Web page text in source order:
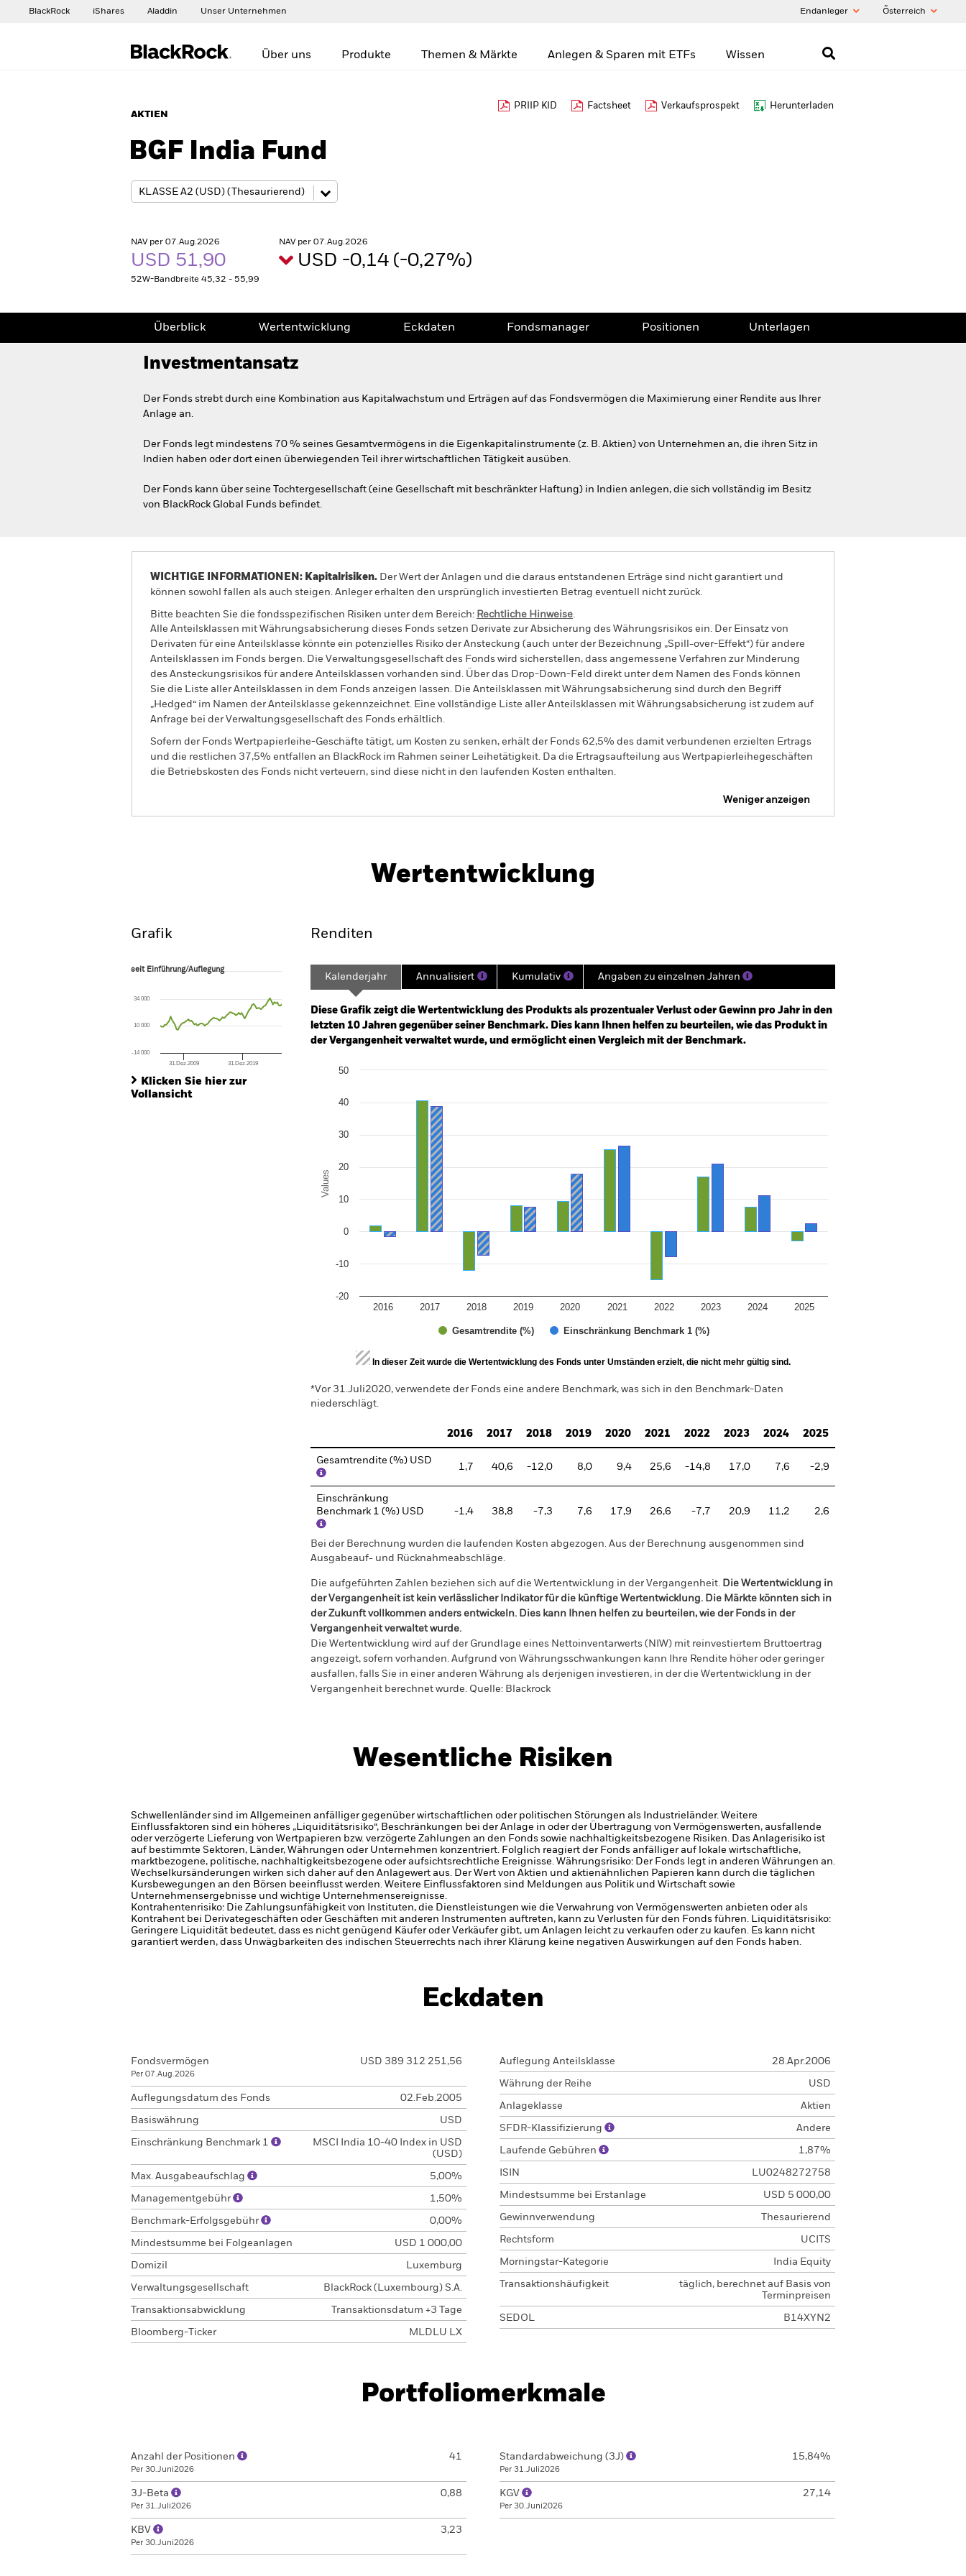
BlackRock iShares Aladdin Unser Unternehmen Endanleger Õsterreich
Über uns Produkte Themen & Märkte Anlegen & Sparen mit ETFs Wissen
AKTIEN
PRIIP KID Factsheet Verkaufsprospekt Herunterladen
BGF India Fund
NAV per 07.Aug.2026
USD 51,90
52W-Bandbreite 45,32 - 55,99
NAV per 07.Aug.2026
USD -0,14 (-0,27%)
Überblick Wertentwicklung Eckdaten Fondsmanager Positionen Unterlagen
Investmentansatz
Der Fonds strebt durch eine Kombination aus Kapitalwachstum und Erträgen auf das Fondsvermögen die Maximierung einer Rendite aus Ihrer
Anlage an.
Der Fonds legt mindestens 70 % seines Gesamtvermögens in die Eigenkapitalinstrumente (z. B. Aktien) von Unternehmen an, die ihren Sitz in
Indien haben oder dort einen überwiegenden Teil ihrer wirtschaftlichen Tätigkeit ausüben.
Der Fonds kann über seine Tochtergesellschaft (eine Gesellschaft mit beschränkter Haftung) in Indien anlegen, die sich vollständig im Besitz
von BlackRock Global Funds befindet.
WICHTIGE INFORMATIONEN: Kapitalrisiken. Der Wert der Anlagen und die daraus entstandenen Erträge sind nicht garantiert und
können sowohl fallen als auch steigen. Anleger erhalten den ursprünglich investierten Betrag eventuell nicht zurück.
Bitte beachten Sie die fondsspezifischen Risiken unter dem Bereich: Rechtliche Hinweise.
Alle Anteilsklassen mit Währungsabsicherung dieses Fonds setzen Derivate zur Absicherung des Währungsrisikos ein. Der Einsatz von
Derivaten für eine Anteilsklasse könnte ein potenzielles Risiko der Ansteckung (auch unter der Bezeichnung „Spill-over-Effekt“) für andere
Anteilsklassen im Fonds bergen. Die Verwaltungsgesellschaft des Fonds wird sicherstellen, dass angemessene Verfahren zur Minderung
des Ansteckungsrisikos für andere Anteilsklassen vorhanden sind. Über das Drop-Down-Feld direkt unter dem Namen des Fonds können
Sie die Liste aller Anteilsklassen in dem Fonds anzeigen lassen. Die Anteilsklassen mit Währungsabsicherung sind durch den Begriff
„Hedged“ im Namen der Anteilsklasse gekennzeichnet. Eine vollständige Liste aller Anteilsklassen mit Währungsabsicherung ist zudem auf
Anfrage bei der Verwaltungsgesellschaft des Fonds erhältlich.
Sofern der Fonds Wertpapierleihe-Geschäfte tätigt, um Kosten zu senken, erhält der Fonds 62,5% des damit verbundenen erzielten Ertrags
und die restlichen 37,5% entfallen an BlackRock im Rahmen seiner Leihetätigkeit. Da die Ertragsaufteilung aus Wertpapierleihegeschäften
die Betriebskosten des Fonds nicht verteuern, sind diese nicht in den laufenden Kosten enthalten.
Weniger anzeigen
Eckdaten Fondsmanager
Wertentwicklung
Grafik
seit Einführung/Auflegung
The chart has 1 X axis displaying Time. Range: 2006-01-01 00:00:00 to 2026-07-31 00:00:00.
The chart has 1 Y axis displaying values. Range: -240 to 480.
seit Einführung/Auflegung
31.Dez.2009 31.Dez.2019
-14 000
10 000
34 000
Klicken Sie hier zur
Vollansicht
Renditen
Kalenderjahr Annualisiert Kumulativ Angaben zu einzelnen Jahren
Diese Grafik zeigt die Wertentwicklung des Produkts als prozentualer Verlust oder Gewinn pro Jahr in den
letzten 10 Jahren gegenüber seiner Benchmark. Dies kann Ihnen helfen zu beurteilen, wie das Produkt in
der Vergangenheit verwaltet wurde, und ermöglicht einen Vergleich mit der Benchmark.
Bar chart with 2 data series.
The chart has 1 Y axis displaying Values. Range: -20 to 50.
Values
Gesamtrendite (%) Einschränkung Benchmark 1 (%)
2016 2017 2018 2019 2020 2021 2022 2023 2024 2025
-20
-10
0
10
20
30
40
50
End of interactive chart.
In dieser Zeit wurde die Wertentwicklung des Fonds unter Umständen erzielt, die nicht mehr gültig sind.
*Vor 31.Juli2020, verwendete der Fonds eine andere Benchmark, was sich in den Benchmark-Daten
niederschlägt.
2016 2017 2018 2019 2020 2021 2022 2023 2024 2025
Gesamtrendite (%) USD
1,7 40,6 -12,0 8,0 9,4 25,6 -14,8 17,0 7,6 -2,9
Einschränkung
Benchmark 1 (%) USD
-1,4 38,8 -7,3 7,6 17,9 26,6 -7,7 20,9 11,2 2,6
Bei der Berechnung wurden die laufenden Kosten abgezogen. Aus der Berechnung ausgenommen sind
Ausgabeauf- und Rücknahmeabschläge.
Die aufgeführten Zahlen beziehen sich auf die Wertentwicklung in der Vergangenheit. Die Wertentwicklung in
der Vergangenheit ist kein verlässlicher Indikator für die künftige Wertentwicklung. Die Märkte könnten sich in
der Zukunft vollkommen anders entwickeln. Dies kann Ihnen helfen zu beurteilen, wie der Fonds in der
Vergangenheit verwaltet wurde.
Die Wertentwicklung wird auf der Grundlage eines Nettoinventarwerts (NIW) mit reinvestiertem Bruttoertrag
angezeigt, sofern vorhanden. Aufgrund von Währungsschwankungen kann Ihre Rendite höher oder geringer
ausfallen, falls Sie in einer anderen Währung als derjenigen investieren, in der die Wertentwicklung in der
Vergangenheit berechnet wurde. Quelle: Blackrock
Wesentliche Risiken
Schwellenländer sind im Allgemeinen anfälliger gegenüber wirtschaftlichen oder politischen Störungen als Industrieländer. Weitere
Einflussfaktoren sind ein höheres „Liquiditätsrisiko“, Beschränkungen bei der Anlage in oder der Übertragung von Vermögenswerten, ausfallende
oder verzögerte Lieferung von Wertpapieren bzw. verzögerte Zahlungen an den Fonds sowie nachhaltigkeitsbezogene Risiken. Das Anlagerisiko ist
auf bestimmte Sektoren, Länder, Währungen oder Unternehmen konzentriert. Folglich reagiert der Fonds anfälliger auf lokale wirtschaftliche,
marktbezogene, politische, nachhaltigkeitsbezogene oder aufsichtsrechtliche Ereignisse. Währungsrisiko: Der Fonds legt in anderen Währungen an.
Wechselkursänderungen wirken sich daher auf den Anlagewert aus. Der Wert von Aktien und aktienähnlichen Papieren kann durch die täglichen
Kursbewegungen an den Börsen beeinflusst werden. Weitere Einflussfaktoren sind Meldungen aus Politik und Wirtschaft sowie
Unternehmensergebnisse und wichtige Unternehmensereignisse.
Kontrahentenrisiko: Die Zahlungsunfähigkeit von Instituten, die Dienstleistungen wie die Verwahrung von Vermögenswerten anbieten oder als
Kontrahent bei Derivategeschäften oder Geschäften mit anderen Instrumenten auftreten, kann zu Verlusten für den Fonds führen. Liquiditätsrisiko:
Geringere Liquidität bedeutet, dass es nicht genügend Käufer oder Verkäufer gibt, um Anlagen leicht zu verkaufen oder zu kaufen. Es kann nicht
garantiert werden, dass Unwägbarkeiten des indischen Steuerrechts nach ihrer Klärung keine negativen Auswirkungen auf den Fonds haben.
Eckdaten
Fondsvermögen
Per 07.Aug.2026
USD 389 312 251,56
Auflegungsdatum des Fonds 02.Feb.2005
Basiswährung USD
Einschränkung Benchmark 1
MSCI India 10-40 Index in USD
(USD)
Max. Ausgabeaufschlag 5,00%
Managementgebühr 1,50%
Benchmark-Erfolgsgebühr 0,00%
Mindestsumme bei Folgeanlagen USD 1 000,00
Domizil Luxemburg
Verwaltungsgesellschaft BlackRock (Luxembourg) S.A.
Transaktionsabwicklung Transaktionsdatum +3 Tage
Bloomberg-Ticker MLDLU LX
Auflegung Anteilsklasse 28.Apr.2006
Währung der Reihe USD
Anlageklasse Aktien
SFDR-Klassifizierung Andere
Laufende Gebühren 1,87%
ISIN LU0248272758
Mindestsumme bei Erstanlage USD 5 000,00
Gewinnverwendung Thesaurierend
Rechtsform UCITS
Morningstar-Kategorie India Equity
Transaktionshäufigkeit
täglich, berechnet auf Basis von
Terminpreisen
SEDOL B14XYN2
Portfoliomerkmale
Anzahl der Positionen
Per 30.Juni2026
41
3J-Beta
Per 31.Juli2026
0,88
KBV
Per 30.Juni2026
3,23
Standardabweichung (3J)
Per 31.Juli2026
15,84%
KGV
Per 30.Juni2026
27,14